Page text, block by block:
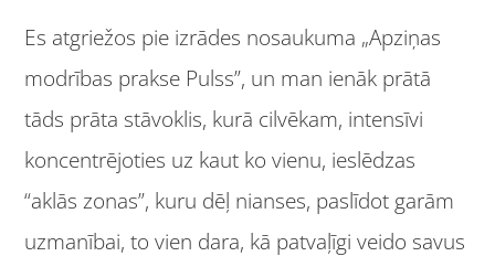
Es atgriežos pie izrādes nosaukuma „Apziņas
modrības prakse Pulss”, un man ienāk prātā
tāds prāta stāvoklis, kurā cilvēkam, intensīvi
koncentrējoties uz kaut ko vienu, ieslēdzas
“aklās zonas”, kuru dēļ nianses, paslīdot garām
uzmanībai, to vien dara, kā patvaļīgi veido savus